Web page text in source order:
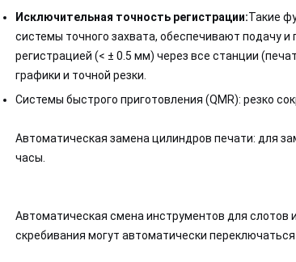
Исключительная точность регистрации:Такие
системы точного захвата, обеспечивают подачу
регистрацией (< ± 0.5 мм) через все станции
графики и точной резки.
Системы быстрого приготовления (QMR): резко
Автоматическая замена цилиндров печати: для
часы.
Автоматическая смена инструментов для слотов
скребивания могут автоматически